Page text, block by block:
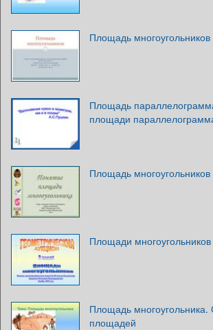
Площадь многоугольников
Площадь
площади
Площадь многоугольников
Площади многоугольников
Площадь многоугольника.
площадей